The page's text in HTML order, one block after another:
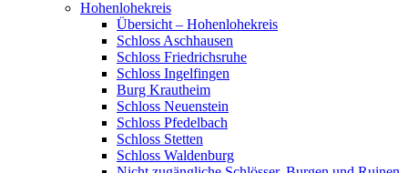
Hohenlohekreis
Übersicht – Hohenlohekreis
Schloss Aschhausen
Schloss Friedrichsruhe
Schloss Ingelfingen
Burg Krautheim
Schloss Neuenstein
Schloss Pfedelbach
Schloss Stetten
Schloss Waldenburg